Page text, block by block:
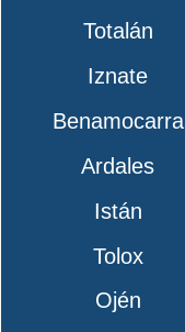
Totalán
Iznate
Benamocarra
Ardales
Istán
Tolox
Ojén